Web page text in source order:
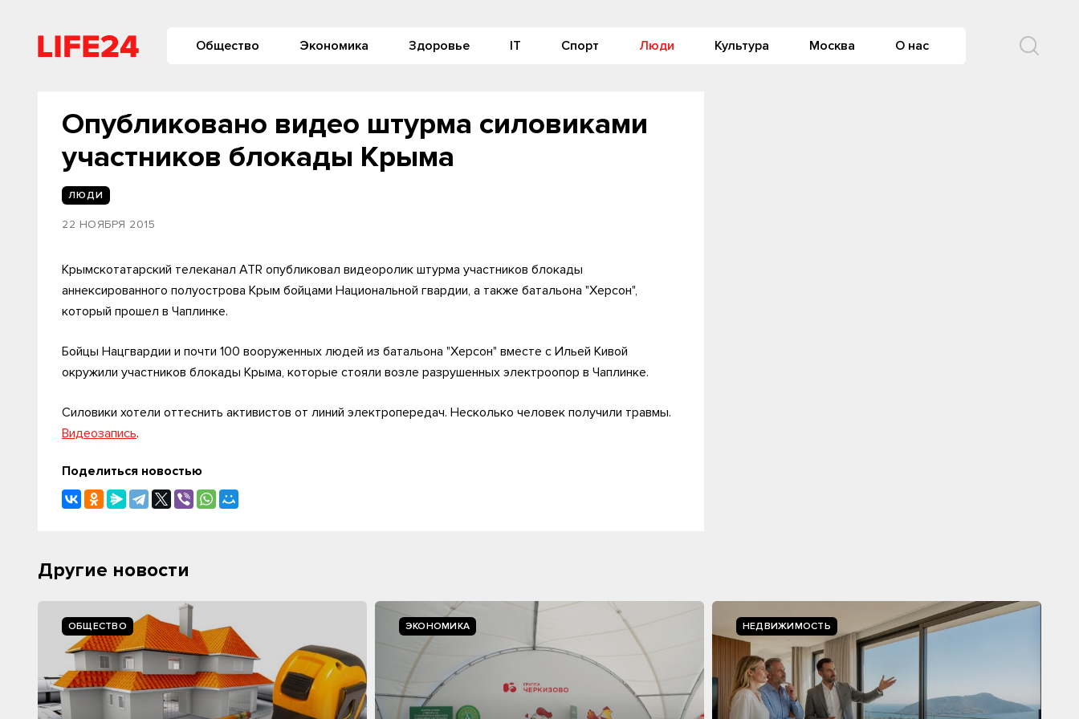
Общество Экономика Здоровье IT Спорт Люди Культура Москва О нас
Опубликовано видео штурма силовиками
участников блокады Крыма
ЛЮДИ
22 НОЯБРЯ 2015
Крымскотатарский телеканал ATR опубликовал видеоролик штурма участников блокады
аннексированного полуострова Крым бойцами Национальной гвардии, а также батальона "Херсон",
который прошел в Чаплинке.
Бойцы Нацгвардии и почти 100 вооруженных людей из батальона "Херсон" вместе с Ильей Кивой
окружили участников блокады Крыма, которые стояли возле разрушенных электроопор в Чаплинке.
Силовики хотели оттеснить активистов от линий электропередач. Несколько человек получили травмы.
Видеозапись.
Поделиться новостью
Другие новости
ОБЩЕСТВО ЭКОНОМИКА НЕДВИЖИМОСТЬ